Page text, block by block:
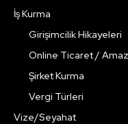
İş Kurma
Girişimcilik Hikayeleri
Online Ticaret /
Şirket Kurma
Vergi Türleri
Vize/Seyahat